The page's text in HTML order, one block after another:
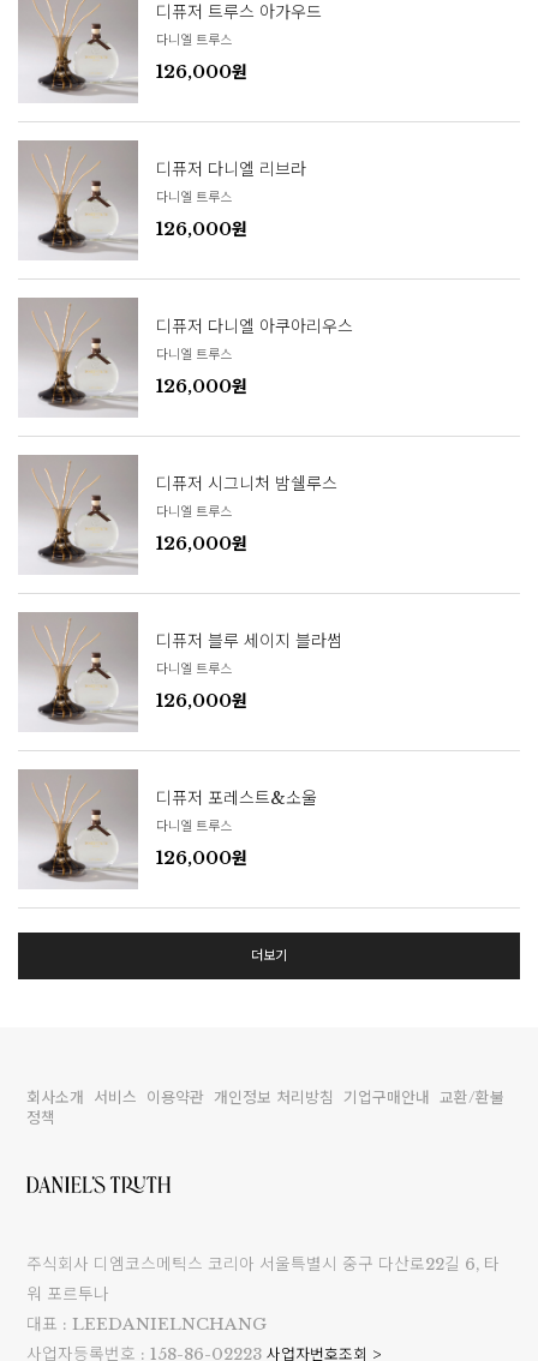
디퓨저 트루스 아가우드
다니엘 트루스
126,000원
디퓨저 다니엘 리브라
다니엘 트루스
126,000원
디퓨저 다니엘 아쿠아리우스
다니엘 트루스
126,000원
디퓨저 시그니처 밤쉘루스
다니엘 트루스
126,000원
디퓨저 블루 세이지 블라썸
다니엘 트루스
126,000원
디퓨저 포레스트&소울
다니엘 트루스
126,000원
더보기
회사소개 서비스 이용약관 개인정보 처리방침 기업구매안내
교환/환불
정책
주식회사 디엠코스메틱스 코리아 서울특별시 중구 다산로22길 6, 타
워 포르투나
대표 : LEEDANIELNCHANG
사업자등록번호 : 158-86-02223 사업자번호조회 >